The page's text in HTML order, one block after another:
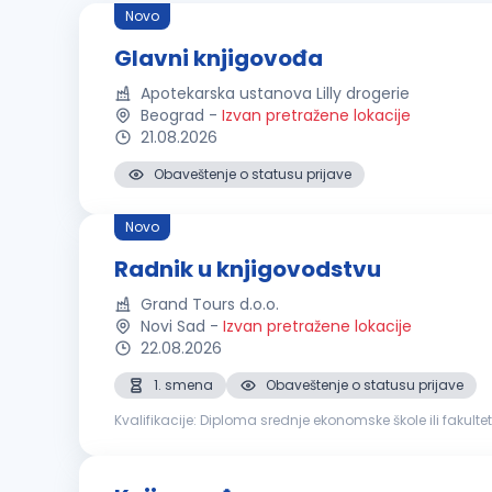
Novo
Glavni knjigovođa
Apotekarska ustanova Lilly drogerie
Beograd - Izvan pretražene lokacije
21.08.2026
Obaveštenje o statusu prijave
Novo
Radnik u knjigovodstvu
Grand Tours d.o.o.
Novi Sad - Izvan pretražene lokacije
22.08.2026
1. smena
Obaveštenje o statusu prijave
Kvalifikacije: Diploma srednje ekonomske škole ili fakulteta iz oblasti finansija, ekonomije ili računovodstva Iskustvo u radu na poslovima knjigovodstva ili računovodstva je poželjno